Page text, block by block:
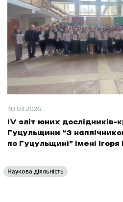
30.03.2026
ІV зліт юних дослідників-
Гуцульщини “З
по Гуцульщині” імені
Наукова діяльність